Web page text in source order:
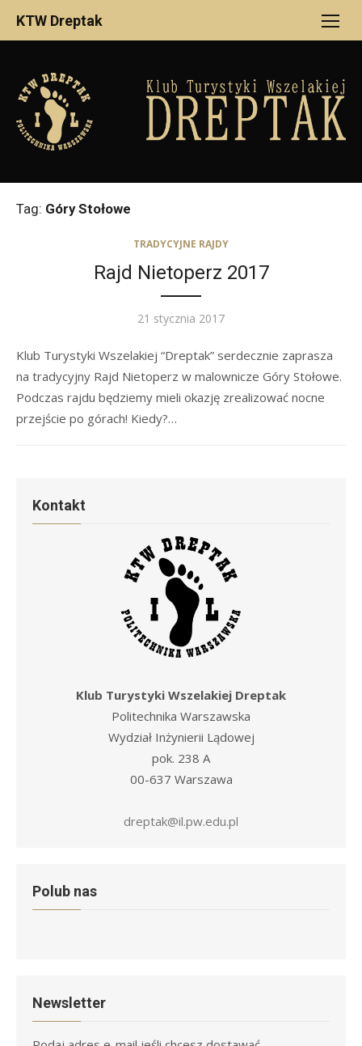
KTW Dreptak
Tag: Góry Stołowe
TRADYCYJNE RAJDY
Rajd Nietoperz 2017
Posted
21 stycznia 2017
Klub Turystyki Wszelakiej “Dreptak” serdecznie zaprasza
na tradycyjny Rajd Nietoperz w malownicze Góry Stołowe.
Podczas rajdu będziemy mieli okazję zrealizować nocne
przejście po górach! Kiedy?…
Kontakt
Klub Turystyki Wszelakiej Dreptak
Politechnika Warszawska
Wydział Inżynierii Lądowej
pok. 238 A
00-637 Warszawa
dreptak@il.pw.edu.pl
Polub nas
Newsletter